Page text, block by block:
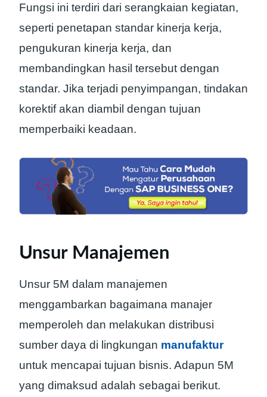
Fungsi ini terdiri dari serangkaian kegiatan,
seperti penetapan standar kinerja kerja,
pengukuran kinerja kerja, dan
membandingkan hasil tersebut dengan
standar. Jika terjadi penyimpangan, tindakan
korektif akan diambil dengan tujuan
memperbaiki keadaan.
Unsur Manajemen
Unsur 5M dalam manajemen
menggambarkan bagaimana manajer
memperoleh dan melakukan distribusi
sumber daya di lingkungan manufaktur
untuk mencapai tujuan bisnis. Adapun 5M
yang dimaksud adalah sebagai berikut.